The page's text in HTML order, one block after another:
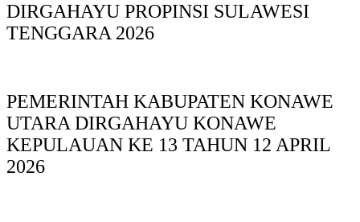
DIRGAHAYU PROPINSI SULAWESI
TENGGARA 2026
PEMERINTAH KABUPATEN KONAWE
UTARA DIRGAHAYU KONAWE
KEPULAUAN KE 13 TAHUN 12 APRIL
2026